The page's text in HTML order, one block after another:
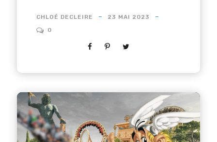
CHLOÉ DECLEIRE
23 MAI 2023
0